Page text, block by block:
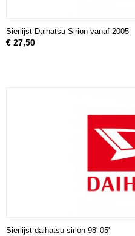
Sierlijst Daihatsu Sirion vanaf 2005
€ 27,50
Sierlijst daihatsu sirion 98'-05'